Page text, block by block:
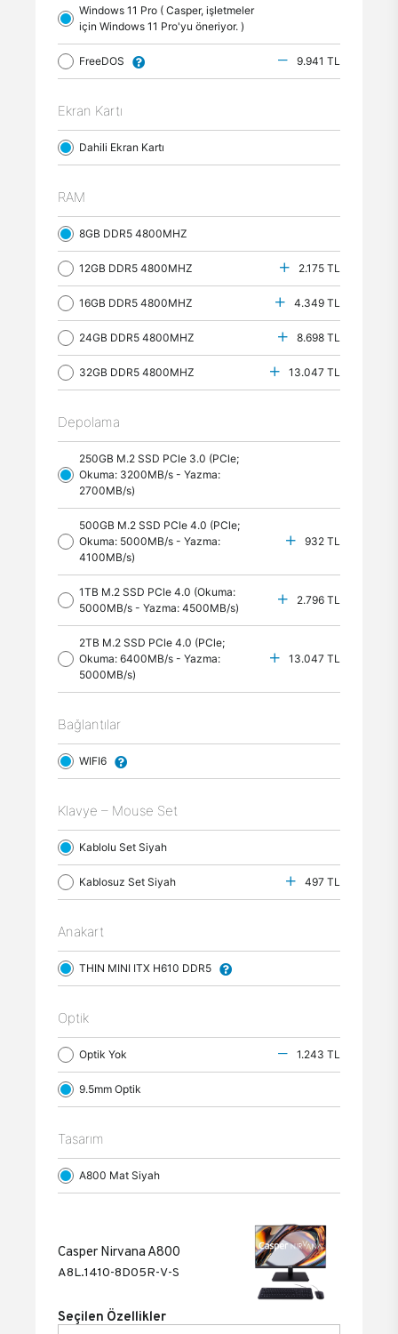
Windows 11 Pro ( Casper, işletmeler
için Windows 11 Pro'yu öneriyor. )
FreeDOS 9.941 TL
Ekran Kartı
Dahili Ekran Kartı
RAM
8GB DDR5 4800MHZ
12GB DDR5 4800MHZ 2.175 TL
16GB DDR5 4800MHZ 4.349 TL
24GB DDR5 4800MHZ 8.698 TL
32GB DDR5 4800MHZ 13.047 TL
Depolama
250GB M.2 SSD PCle 3.0 (PCle;
Okuma: 3200MB/s - Yazma:
2700MB/s)
500GB M.2 SSD PCle 4.0 (PCle;
Okuma: 5000MB/s - Yazma:
4100MB/s)
932 TL
1TB M.2 SSD PCle 4.0 (Okuma:
5000MB/s - Yazma: 4500MB/s)
2.796 TL
2TB M.2 SSD PCle 4.0 (PCle;
Okuma: 6400MB/s - Yazma:
5000MB/s)
13.047 TL
Bağlantılar
WIFI6
Klavye – Mouse Set
Kablolu Set Siyah
Kablosuz Set Siyah 497 TL
Anakart
THIN MINI ITX H610 DDR5
Optik
Optik Yok 1.243 TL
9.5mm Optik
Tasarım
A800 Mat Siyah
Casper Nirvana A800
A8L.1410-8D05R-V-S
Seçilen Özellikler